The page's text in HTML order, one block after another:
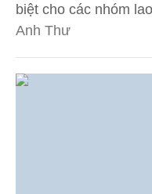
biệt cho các nhóm
Anh Thư